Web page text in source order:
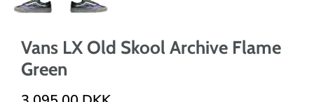
Vans LX Old Skool Archive Flame
Green